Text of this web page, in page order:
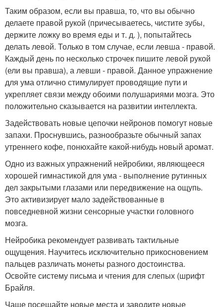
Таким образом, если вы правша, то, что вы обычно
делаете правой рукой (причесываетесь, чистите зубы,
держите ложку во время еды и т. д. ), попытайтесь
делать левой. Только в том случае, если левша - правой.
Каждый день по несколько строчек пишите левой рукой
(ели вы правша), а левши - правой. Данное упражнение
для ума отлично стимулирует проводящие пути и
укрепляет связи между обоими полушариями мозга. Это
положительно сказывается на развитии интеллекта.
Задействовать новые цепочки нейронов помогут новые
запахи. Проснувшись, разнообразьте обычный запах
утреннего кофе, понюхайте какой-нибудь новый аромат.
Одно из важных упражнений нейробики, являющееся
хорошей гимнастикой для ума - выполнение рутинных
дел закрытыми глазами или передвижение на ощупь.
Это активизирует мало задействованные в
повседневной жизни сенсорные участки головного
мозга.
Нейробика рекомендует развивать тактильные
ощущения. Научитесь исключительно прикосновением
пальцев различать монеты разного достоинства.
Освойте систему письма и чтения для слепых (шрифт
Брайля.
Чаще посещайте новые места и заводите новые